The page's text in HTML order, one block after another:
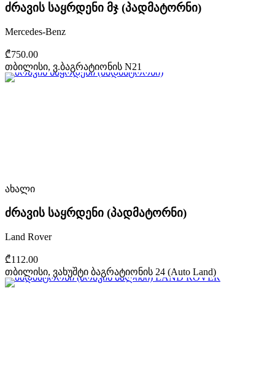
ძრავის საყრდენი მჯ (პადმატორნი)
Mercedes-Benz
₾750.00
თბილისი, ვ.ბაგრატიონის N21
ახალი
ძრავის საყრდენი (პადმატორნი)
Land Rover
₾112.00
თბილისი, ვახუშტი ბაგრატიონის 24 (Auto Land)